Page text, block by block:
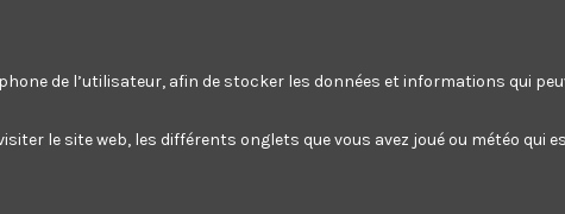
de l’utilisateur, afin de stocker les données et informations qui
le site web, les différents onglets que vous avez joué ou météo qui